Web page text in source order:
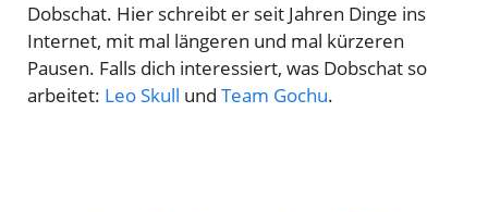
Dobschat. Hier schreibt er seit Jahren Dinge ins
Internet, mit mal längeren und mal kürzeren
Pausen. Falls dich interessiert, was Dobschat so
arbeitet: Leo Skull und Team Gochu.